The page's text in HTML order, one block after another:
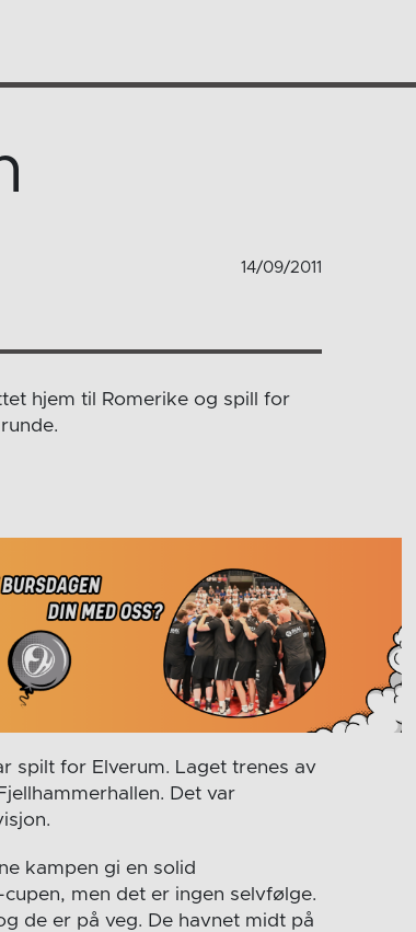
14/09/2011
hjem til Romerike og spill for
spilt for Elverum. Laget trenes av
Det var
kampen gi en solid
men det er ingen selvfølge.
de er på veg. De havnet midt på